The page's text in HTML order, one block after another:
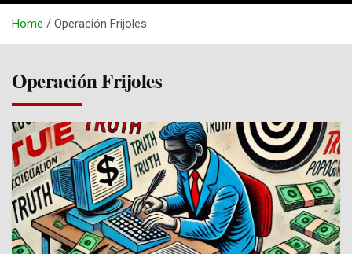
Home Operación Frijoles
Operación Frijoles